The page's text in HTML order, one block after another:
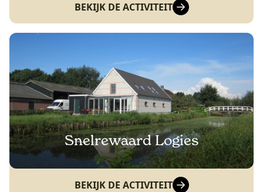
BEKIJK DE ACTIVITEIT
Snelrewaard Logies
BEKIJK DE ACTIVITEIT